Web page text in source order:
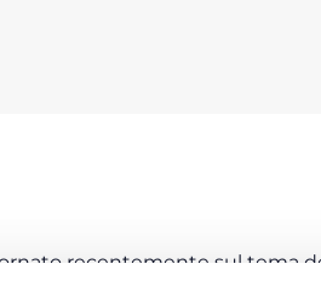
recentemente sul tema